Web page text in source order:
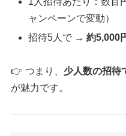
ャンペーンで変動）
招待5人で →約5,000
👉 つまり、 少人数の招待
が魅力です。